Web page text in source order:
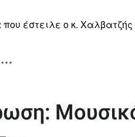
έστειλε ο κ. Χαλβατζής